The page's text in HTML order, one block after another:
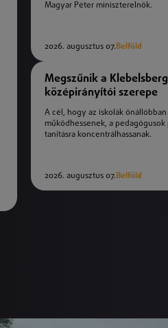
Magyar Péter miniszterelnök.
2026. augusztus 07.Belföld
Megszűnik a
középirányítói szerepe
A cél, hogy az iskolák önállóbban
működhessenek, a pedagógusok
tanításra koncentrálhassanak.
2026. augusztus 07.Belföld